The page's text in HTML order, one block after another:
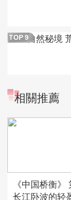
TOP 9自然秘境
相關推薦
《中国桥衡》
长江卧波的轻